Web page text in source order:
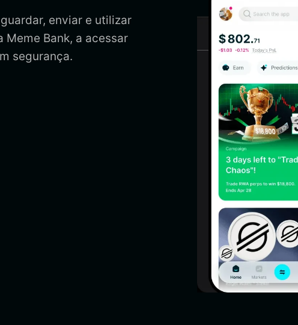
enviar e utilizar
Meme Bank, a acessar
segurança.